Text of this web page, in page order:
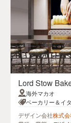
Lord Stow
海外マカオ
ベーカリー＆イ
デザイン会社株式